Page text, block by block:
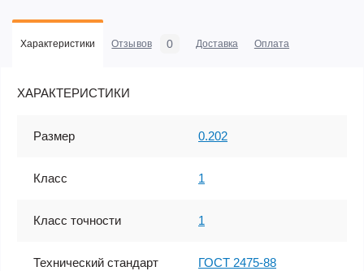
Характеристики Отзывов 0 Доставка Оплата
ХАРАКТЕРИСТИКИ
Размер 0.202
Класс 1
Класс точности 1
Технический стандарт ГОСТ 2475-88